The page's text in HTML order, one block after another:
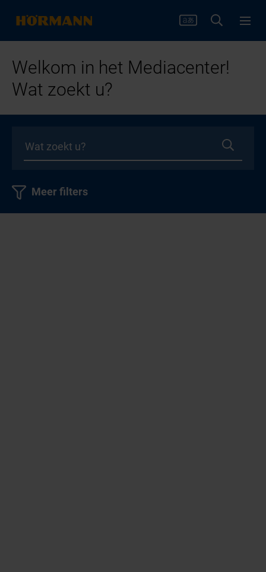
Welkom in het Mediacenter!
Wat zoekt u?
Meer filters